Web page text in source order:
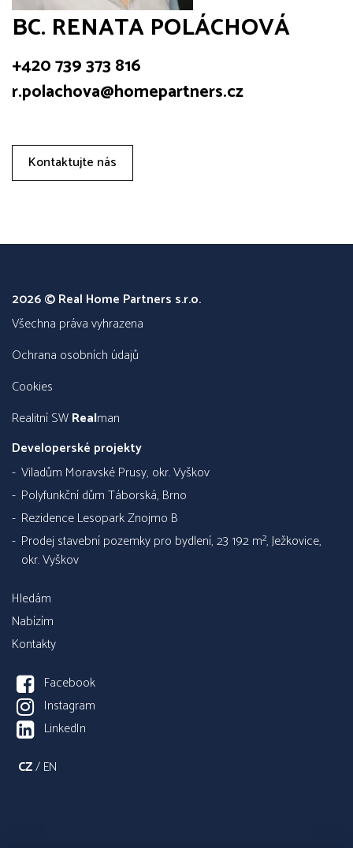
BC. RENATA POLÁCHOVÁ
+420 739 373 816
r.polachova@homepartners.cz
Kontaktujte nás
2026 © Real Home Partners s.r.o.
všechna práva vyhrazena
Ochrana osobních údajů
Cookies
Realitní SWRealman
Developerské projekty
Viladům Moravské Prusy, okr. Vyškov
Polyfunkční dům Táborská, Brno
Rezidence Lesopark Znojmo B
Prodej stavební pozemky pro bydlení, 23 192 m², Ježkovice,
okr. Vyškov
Hledám
Nabízím
Kontakty
Facebook
Instagram
LinkedIn
CZ/EN